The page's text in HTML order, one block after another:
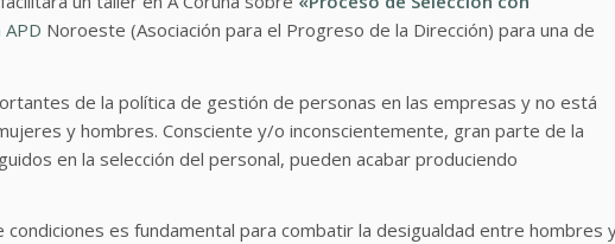
APD Noroeste (Asociación para el Progreso de la Dirección) para una de
de la política de gestión de personas en las empresas y no está
y hombres. Consciente y/o inconscientemente, gran parte de la
en la selección del personal, pueden acabar produciendo
condiciones es fundamental para combatir la desigualdad entre hombres